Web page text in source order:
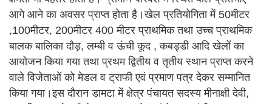
आगे आने का अवसर प्राप्त होता है।खेल प्रतियोगिता में 50मीटर
,100मीटर, 200मीटर 400 मीटर प्राथमिक तथा उच्च प्राथमिक
बालक बालिका दौड़, लम्बी व ऊंची कूद , कबड्डी आदि खेलों का
आयोजन किया गया तथा प्रथम द्वितीय व तृतीय स्थान प्राप्त करने
वाले विजेताओं को मेडल व ट्राफी एवं प्रमाण पत्र देकर सम्मानित
किया गया।इस दौरान डामटा में क्षेत्र पंचायत सदस्य मीनाक्षी देवी,